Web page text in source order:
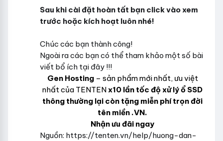
Sau khi cài đặt hoàn tất bạn click vào xem
trước hoặc kích hoạt luôn nhé!
Chúc các bạn thành công!
Ngoài ra các bạn có thể tham khảo một số bài
viết bổ ích tại đây !!!
Gen Hosting– sản phẩm mới nhất, ưu việt
nhất của TENTENx10 lần tốc độ xử lý ổ SSD
thông thường lại còn tặng miễn phí trọn đời
tên miền .VN.
Nhận ưu đãi ngay
Nguồn: https://tenten.vn/help/huong-dan-